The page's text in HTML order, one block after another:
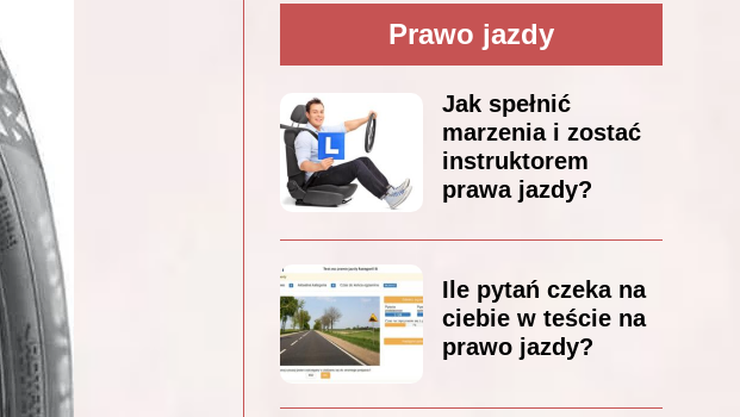
Prawo jazdy
Jak spełnić
marzenia i zostać
instruktorem
prawa jazdy?
Ile pytań czeka na
ciebie w teście na
prawo jazdy?